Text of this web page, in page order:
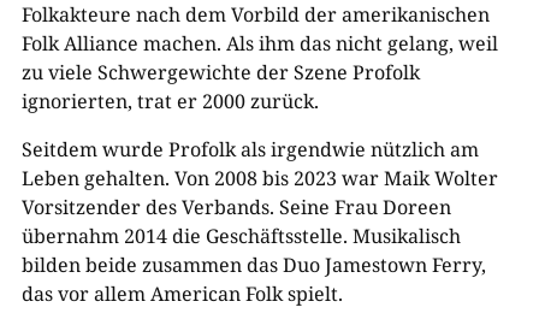
Folkakteure nach dem Vorbild der amerikanischen
Folk Alliance machen. Als ihm das nicht gelang, weil
zu viele Schwergewichte der Szene Profolk
ignorierten, trat er 2000 zurück.
Seitdem wurde Profolk als irgendwie nützlich am
Leben gehalten. Von 2008 bis 2023 war Maik Wolter
Vorsitzender des Verbands. Seine Frau Doreen
übernahm 2014 die Geschäftsstelle. Musikalisch
bilden beide zusammen das Duo Jamestown Ferry,
das vor allem American Folk spielt.